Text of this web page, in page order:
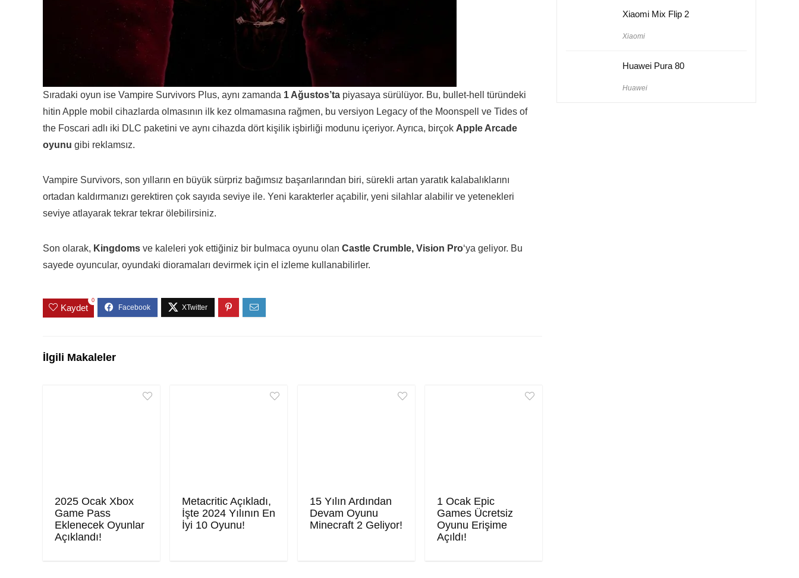
Sıradaki oyun ise Vampire Survivors Plus, aynı zamanda 1 Ağustos’ta piyasaya sürülüyor. Bu, bullet-hell türündeki
hitin Apple mobil cihazlarda olmasının ilk kez olmamasına rağmen, bu versiyon Legacy of the Moonspell ve Tides of
the Foscari adlı iki DLC paketini ve aynı cihazda dört kişilik işbirliği modunu içeriyor. Ayrıca, birçok Apple Arcade
oyunu gibi reklamsız.
Vampire Survivors, son yılların en büyük sürpriz bağımsız başarılarından biri, sürekli artan yaratık kalabalıklarını
ortadan kaldırmanızı gerektiren çok sayıda seviye ile. Yeni karakterler açabilir, yeni silahlar alabilir ve yetenekleri
seviye atlayarak tekrar tekrar ölebilirsiniz.
Son olarak, Kingdoms ve kaleleri yok ettiğiniz bir bulmaca oyunu olan Castle Crumble, Vision Pro‘ya geliyor. Bu
sayede oyuncular, oyundaki dioramaları devirmek için el izleme kullanabilirler.
Kaydet
0
İlgili Makaleler
2025 Ocak Xbox
Game Pass
Eklenecek Oyunlar
Açıklandı!
Metacritic Açıkladı,
İşte 2024 Yılının En
İyi 10 Oyunu!
15 Yılın Ardından
Devam Oyunu
Minecraft 2 Geliyor!
1 Ocak Epic
Games Ücretsiz
Oyunu Erişime
Açıldı!
Xiaomi Mix Flip 2
Xiaomi
Huawei Pura 80
Huawei